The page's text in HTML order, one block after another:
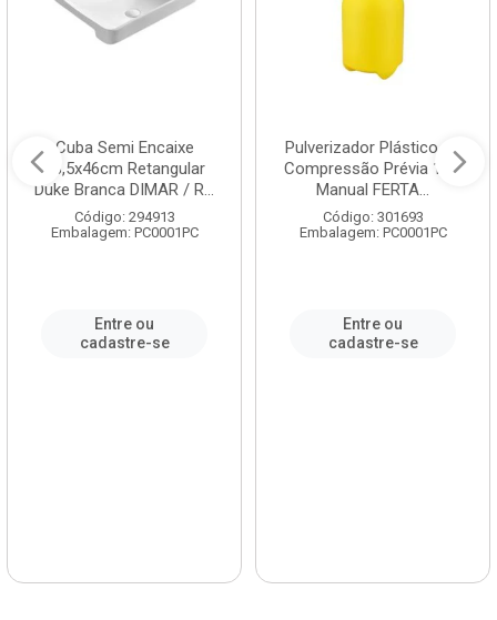
Cuba Semi Encaixe
58,5x46cm Retangular
Duke Branca DIMAR / R...
Código: 294913
Embalagem: PC0001PC
Entre ou
cadastre-se
Pulverizador Plástico de
Compressão Prévia 1,5L
Manual FERTA...
Código: 301693
Embalagem: PC0001PC
Entre ou
cadastre-se